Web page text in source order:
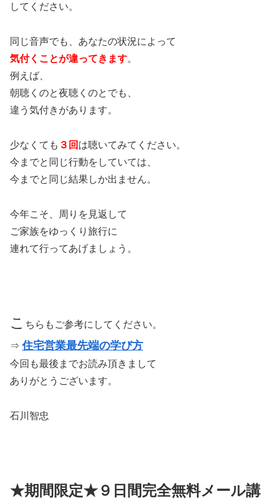
してください。
同じ音声でも、あなたの状況によって
気付くことが違ってきます。
例えば、
朝聴くのと夜聴くのとでも、
違う気付きがあります。
少なくても ３回 は聴いてみてください。
今までと同じ行動をしていては、
今までと同じ結果しか出ません。
今年こそ、周りを見返して
ご家族をゆっくり旅行に
連れて行ってあげましょう。
こ ちらもご参考にしてください。
⇒住宅営業最先端の学び方
今回も最後までお読み頂きまして
ありがとうございます。
石川智忠
★期間限定★９日間完全無料メール講